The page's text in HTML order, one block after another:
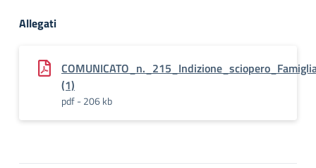
Allegati
(1)
pdf - 206 kb